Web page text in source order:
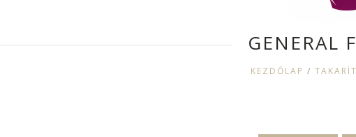
GENERAL
KEZDŐLAP /